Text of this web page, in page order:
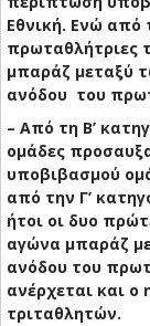
Εθνική. Ενώ από
πρωταθλήτριες
μπαράζ μεταξύ
ανόδου του
– Από τη Β’
ομάδες
υποβιβασμού
από την Γ’
ήτοι οι δυο
αγώνα μπαράζ
ανόδου του
ανέρχεται και
τριταθλητών.